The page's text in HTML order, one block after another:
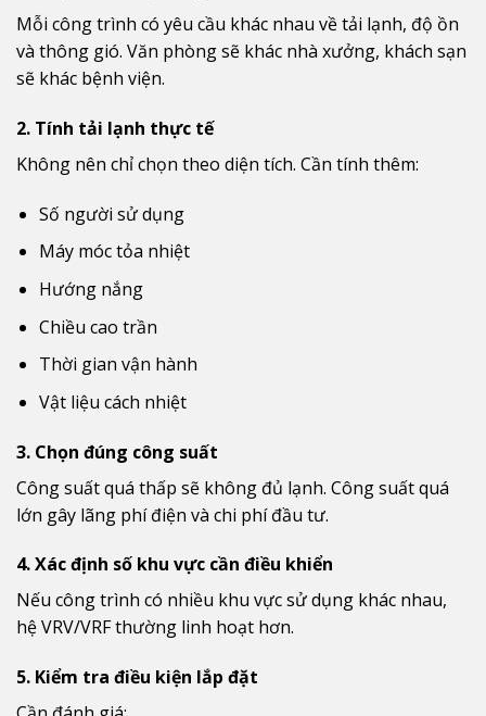
Mỗi công trình có yêu cầu khác nhau về tải lạnh, độ ồn
và thông gió. Văn phòng sẽ khác nhà xưởng, khách sạn
sẽ khác bệnh viện.
2. Tính tải lạnh thực tế
Không nên chỉ chọn theo diện tích. Cần tính thêm:
Số người sử dụng
Máy móc tỏa nhiệt
Hướng nắng
Chiều cao trần
Thời gian vận hành
Vật liệu cách nhiệt
3. Chọn đúng công suất
Công suất quá thấp sẽ không đủ lạnh. Công suất quá
lớn gây lãng phí điện và chi phí đầu tư.
4. Xác định số khu vực cần điều khiển
Nếu công trình có nhiều khu vực sử dụng khác nhau,
hệ VRV/VRF thường linh hoạt hơn.
5. Kiểm tra điều kiện lắp đặt